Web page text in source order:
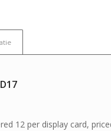
12 per display card,